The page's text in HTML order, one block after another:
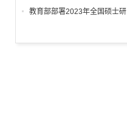
2024年研考工作
究生考试招生工作
教育部部署2023年全国硕士研